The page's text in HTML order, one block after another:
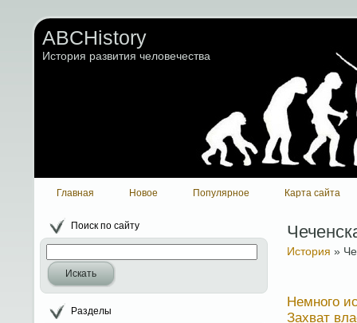
ABCHistory
История развития человечества
Главная Новое Популярное Карта сайта
Поиск по сайту
Искать
Разделы
История »
Немного
Захват